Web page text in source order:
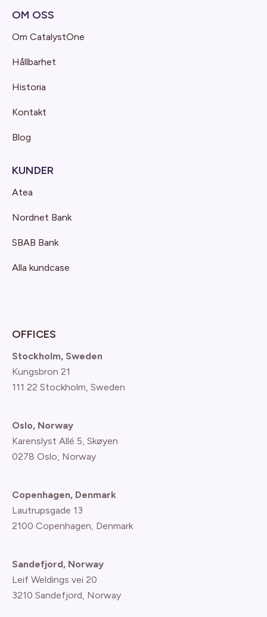
OM OSS
Om CatalystOne
Hållbarhet
Historia
Kontakt
Blog
KUNDER
Atea
Nordnet Bank
SBAB Bank
Alla kundcase
OFFICES
Stockholm, Sweden
Kungsbron 21
111 22 Stockholm, Sweden
Oslo, Norway
Karenslyst Allé 5, Skøyen
0278 Oslo, Norway
Copenhagen, Denmark
Lautrupsgade 13
2100 Copenhagen, Denmark
Sandefjord, Norway
Leif Weldings vei 20
3210 Sandefjord, Norway